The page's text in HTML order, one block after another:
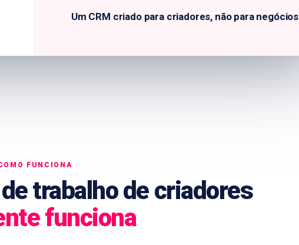
Um CRM criado para criadores, não para negócios
FUNCIONA
trabalho de criadores
funciona